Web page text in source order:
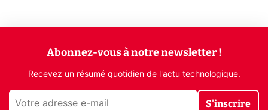
Abonnez-vous à notre newsletter !
Recevez un résumé quotidien de l'actu technologique.
S'inscrire